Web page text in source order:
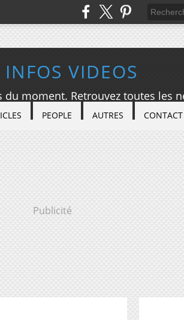
INFOS VIDEOS
moment. Retrouvez toutes les
PEOPLE AUTRES CONTACT
Publicité